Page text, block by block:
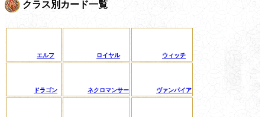
クラス別カード一覧
エルフ ロイヤル ウィッチ
ドラゴン ネクロマンサー ヴァンパイア